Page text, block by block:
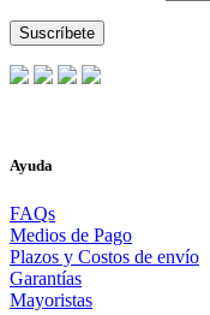
Ayuda
FAQs
Medios de Pago
Plazos y Costos de envío
Garantías
Mayoristas